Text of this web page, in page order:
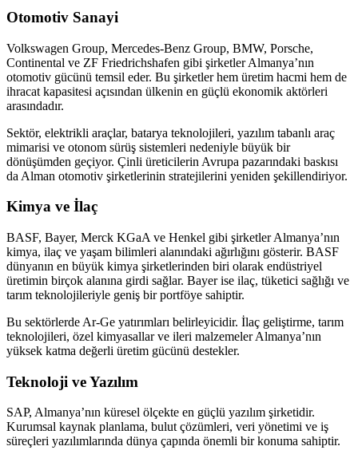
Otomotiv Sanayi
Volkswagen Group, Mercedes-Benz Group, BMW, Porsche,
Continental ve ZF Friedrichshafen gibi şirketler Almanya’nın
otomotiv gücünü temsil eder. Bu şirketler hem üretim hacmi hem de
ihracat kapasitesi açısından ülkenin en güçlü ekonomik aktörleri
arasındadır.
Sektör, elektrikli araçlar, batarya teknolojileri, yazılım tabanlı araç
mimarisi ve otonom sürüş sistemleri nedeniyle büyük bir
dönüşümden geçiyor. Çinli üreticilerin Avrupa pazarındaki baskısı
da Alman otomotiv şirketlerinin stratejilerini yeniden şekillendiriyor.
Kimya ve İlaç
BASF, Bayer, Merck KGaA ve Henkel gibi şirketler Almanya’nın
kimya, ilaç ve yaşam bilimleri alanındaki ağırlığını gösterir. BASF
dünyanın en büyük kimya şirketlerinden biri olarak endüstriyel
üretimin birçok alanına girdi sağlar. Bayer ise ilaç, tüketici sağlığı ve
tarım teknolojileriyle geniş bir portföye sahiptir.
Bu sektörlerde Ar-Ge yatırımları belirleyicidir. İlaç geliştirme, tarım
teknolojileri, özel kimyasallar ve ileri malzemeler Almanya’nın
yüksek katma değerli üretim gücünü destekler.
Teknoloji ve Yazılım
SAP, Almanya’nın küresel ölçekte en güçlü yazılım şirketidir.
Kurumsal kaynak planlama, bulut çözümleri, veri yönetimi ve iş
süreçleri yazılımlarında dünya çapında önemli bir konuma sahiptir.